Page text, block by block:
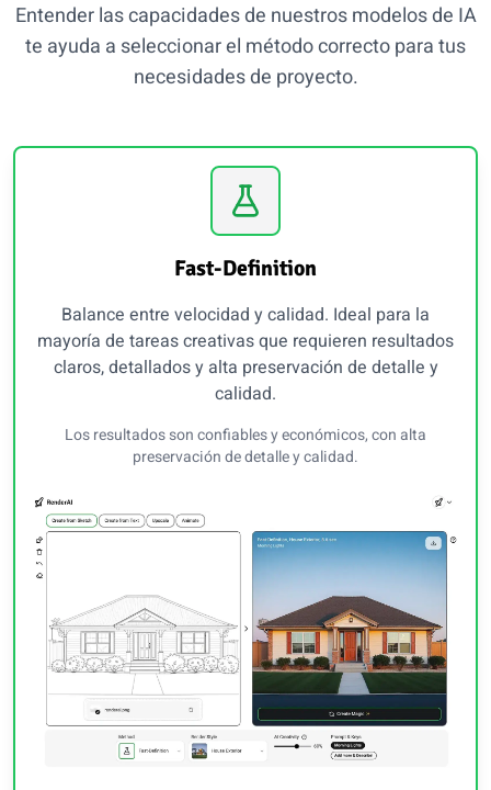
Entender las capacidades de nuestros modelos de IA
te ayuda a seleccionar el método correcto para tus
necesidades de proyecto.
Fast-Definition
Balance entre velocidad y calidad. Ideal para la
mayoría de tareas creativas que requieren resultados
claros, detallados y alta preservación de detalle y
calidad.
Los resultados son confiables y económicos, con alta
preservación de detalle y calidad.